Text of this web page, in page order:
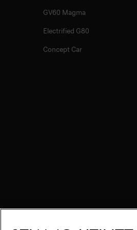
GV60 Magma
Electrified G80
Concept Car